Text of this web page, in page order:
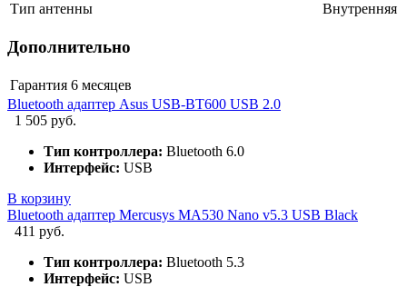
Тип антенны
Внутренняя
Дополнительно
Гарантия 6 месяцев
Bluetooth адаптер Asus USB-BT600 USB 2.0
1 505 руб.
Тип контроллера: Bluetooth 6.0
Интерфейс: USB
В корзину
Bluetooth адаптер Mercusys MA530 Nano v5.3 USB Black
411 руб.
Тип контроллера: Bluetooth 5.3
Интерфейс: USB